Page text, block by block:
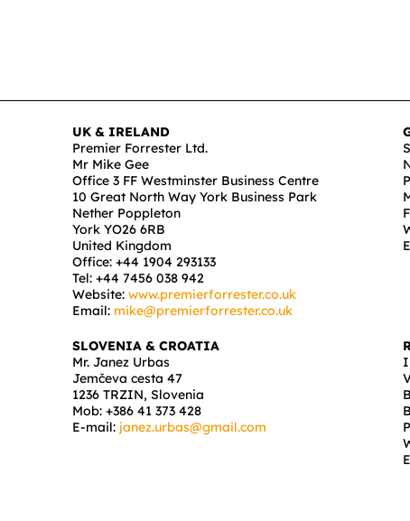
UK & IRELAND
Premier Forrester Ltd.
Mr Mike Gee
Office 3 FF Westminster Business Centre
10 Great North Way York Business Park
Nether Poppleton
York YO26 6RB
United Kingdom
Office: +44 1904 293133
Tel: +44 7456 038 942
Website: www.premierforrester.co.uk
Email: mike@premierforrester.co.uk
SLOVENIA & CROATIA
Mr. Janez Urbas
Jemčeva cesta 47
1236 TRZIN, Slovenia
Mob: +386 41 373 428
E-mail: janez.urbas@gmail.com